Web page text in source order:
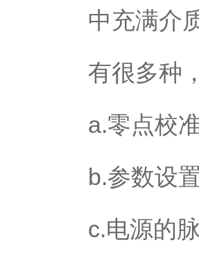
中充满介
有很多种
a.零点校
b.参数设
c.电源的